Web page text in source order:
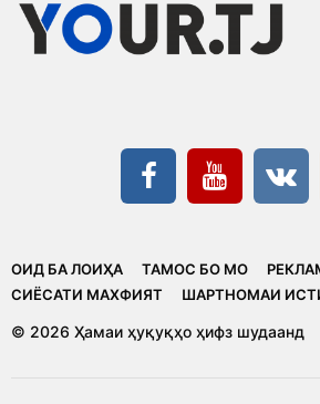
ОИД БА ЛОИҲА ТАМОС БО МО
CИЁСАТИ МАХФИЯТ
ШАРТНОМАИ
© 2026 Ҳамаи ҳуқуқҳо ҳифз шудаанд